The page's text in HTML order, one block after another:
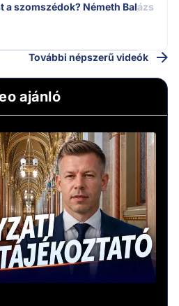
a szomszédok? Németh Balázs
További népszerű videók
ajánló